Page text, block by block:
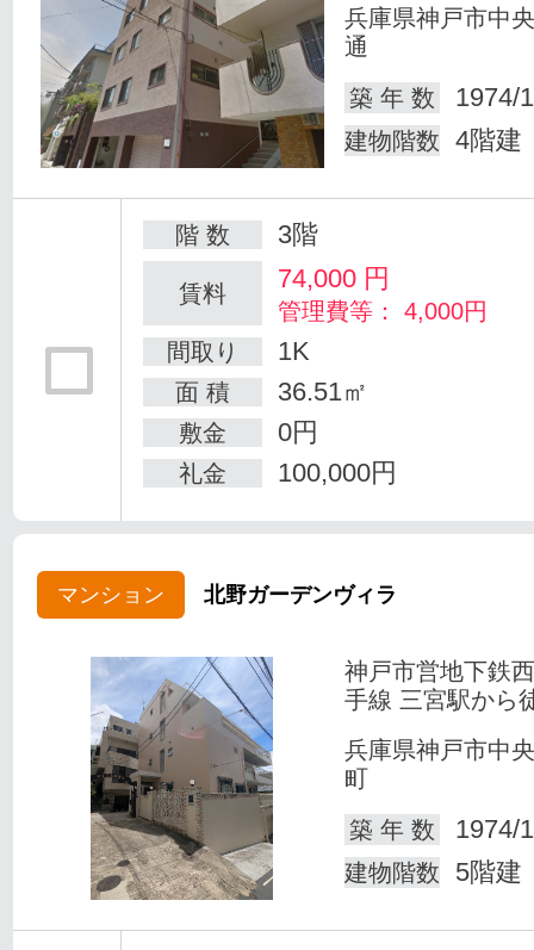
兵庫県神戸市中
通
築 年 数
1974/
建物階数 4階建
階 数 3階
賃料 74,000 円
管理費等： 4,000円
間取り
1K
面 積 36.51㎡
敷金 0円
礼金 100,000円
マンション 北野ガーデンヴィラ
神戸市営地下鉄
手線 三宮駅から
兵庫県神戸市中
町
築 年 数
1974/
建物階数 5階建